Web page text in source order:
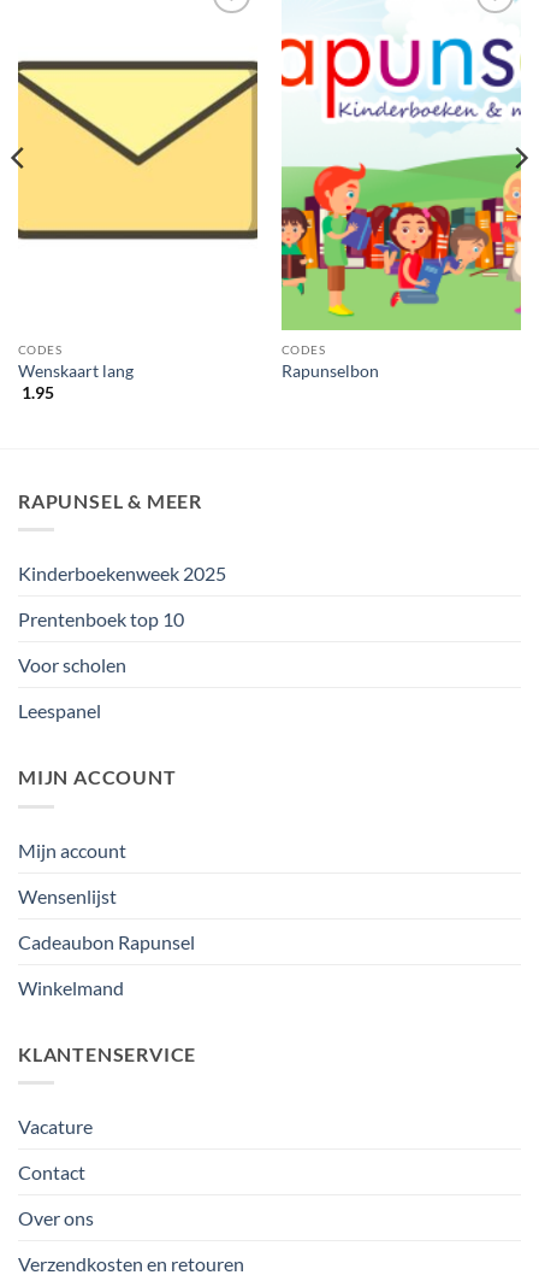
CODES
Wenskaart lang
1.95
CODES
Rapunselbon
RAPUNSEL & MEER
Kinderboekenweek 2025
Prentenboek top 10
Voor scholen
Leespanel
MIJN ACCOUNT
Mijn account
Wensenlijst
Cadeaubon Rapunsel
Winkelmand
KLANTENSERVICE
Vacature
Contact
Over ons
Verzendkosten en retouren